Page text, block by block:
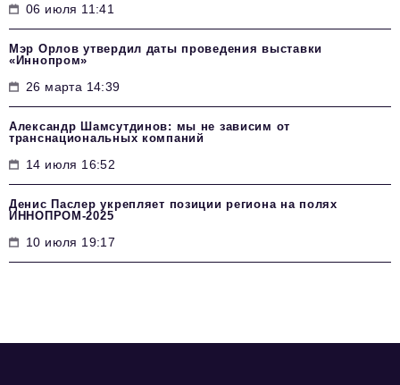
06 июля 11:41
Мэр Орлов утвердил даты проведения выставки
«Иннопром»
26 марта 14:39
Александр Шамсутдинов: мы не зависим от
транснациональных компаний
14 июля 16:52
Денис Паслер укрепляет позиции региона на полях
ИННОПРОМ-2025
10 июля 19:17